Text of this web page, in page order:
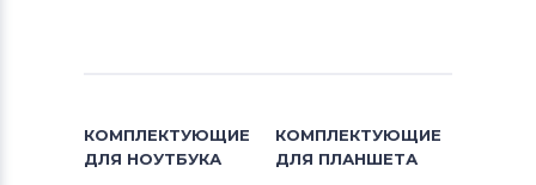
КОМПЛЕКТУЮЩИЕ
ДЛЯ НОУТБУКА
КОМПЛЕКТУЮЩИЕ
ДЛЯ ПЛАНШЕТА